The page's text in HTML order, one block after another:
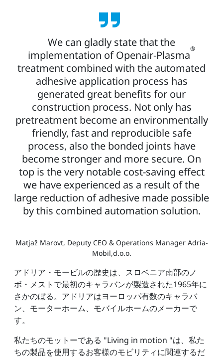
We can gladly state that the
implementation of Openair-Plasma®
treatment combined with the automated
adhesive application process has
generated great benefits for our
construction process. Not only has
pretreatment become an environmentally
friendly, fast and reproducible safe
process, also the bonded joints have
become stronger and more secure. On
top is the very notable cost-saving effect
we have experienced as a result of the
large reduction of adhesive made possible
by this combined automation solution.
Matjaž Marovt, Deputy CEO & Operations Manager Adria-
Mobil,d.o.o.
アドリア・モービルの歴史は、スロベニア南部のノ
ボ・メストで最初のキャラバンが製造された1965年に
さかのぼる。アドリアはヨーロッパ有数のキャラバ
ン、モーターホーム、モバイルホームのメーカーで
す。
私たちのモットーである "Living in motion "は、私た
ちの製品を使用するお客様のモビリティに関連するだ